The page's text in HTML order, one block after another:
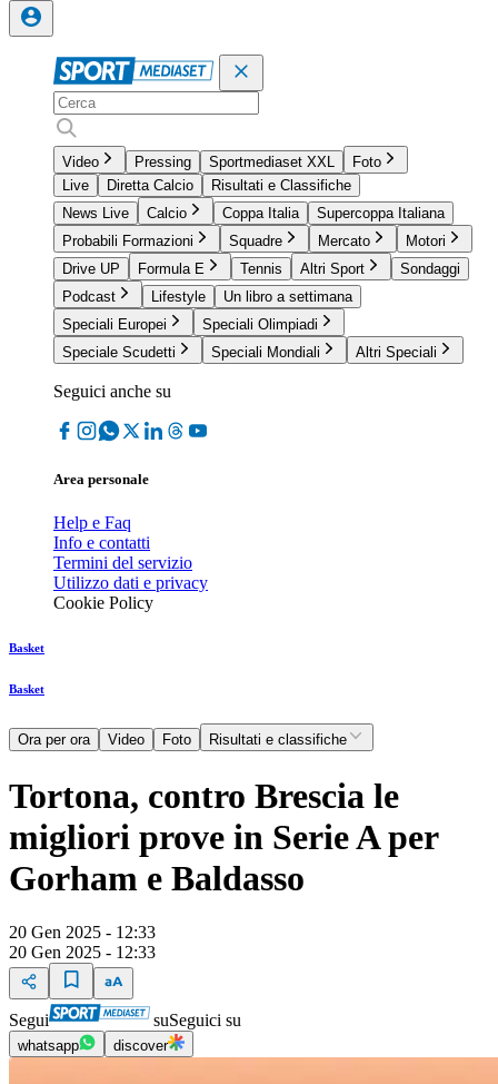
Video Pressing Sportmediaset XXL
Foto
Live
Diretta Calcio
Risultati e Classifiche
News Live
Calcio Coppa Italia
Supercoppa Italiana
Probabili Formazioni
Squadre Mercato
Motori
Drive UP
Formula E Tennis Altri Sport
Sondaggi
Podcast
Lifestyle
Un libro a settimana
Speciali Europei
Speciali Olimpiadi
Speciale Scudetti
Speciali Mondiali Altri Speciali
Seguici anche su
Area personale
Help e Faq
Info e contatti
Termini del servizio
Utilizzo dati e privacy
Cookie Policy
Basket
Basket
Ora per ora Video Foto Risultati e classifiche
Tortona, contro Brescia le
migliori prove in Serie A per
Gorham e Baldasso
20 Gen 2025 - 12:33
20 Gen 2025 - 12:33
Segui suSeguici su
whatsapp discover